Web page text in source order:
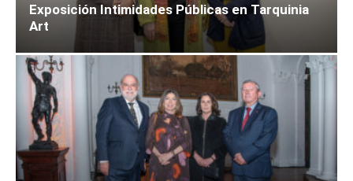
Exposición Intimidades Públicas en Tarquinia
Art